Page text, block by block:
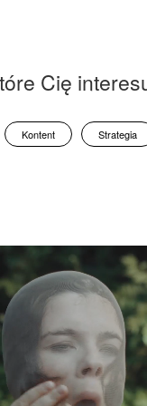
Cię
Kontent Strategia